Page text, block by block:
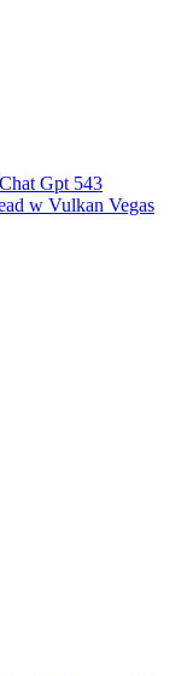
Gpt 543
w Vulkan Vegas